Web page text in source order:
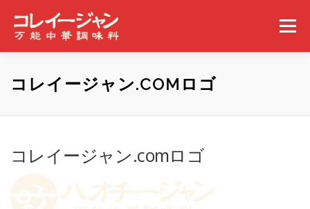
メニュー
ホーム コレイージャンとは 取扱店舗
コレイージャン.COMロゴ
コレイージャン.comロゴ